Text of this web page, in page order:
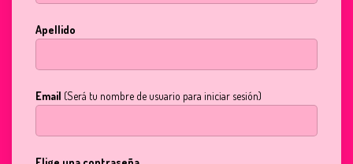
Apellido
Email (Será tu nombre de usuario para iniciar sesión)